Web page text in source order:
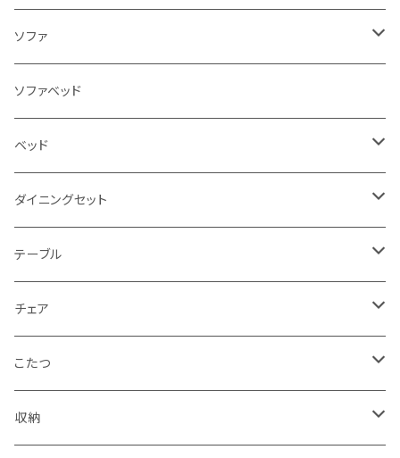
ソファ
3人掛け
2.5人掛け
2人掛け
1人掛け
カウチソファ
コーナーソファ
ソファセット
ソファベッド
ベッド
シングルサイズ以下（フレームのみ）
セミダブルサイズ（フレームのみ）
ダブルサイズ（フレームのみ）
ワイドダブルサイズ以上（フレームのみ）
シングルサイズ以下（マットレス付）
ダイニングセット
ダイニング3点セット以下
ダイニング4点セット
ダイニング5点・6点セット
ダイニング7点セット以上
テーブル
センターテーブル
ダイニングテーブル
カウンターテーブル
チェア
ダイニングチェア
カウンターチェア
こたつ
こたつテーブル
収納